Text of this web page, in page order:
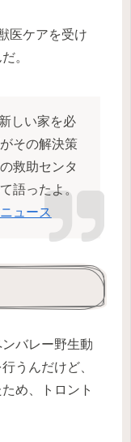
医ケアを受け
。
しい家を必
その解決策
救助センタ
語ったよ。
ュース
バレー野生動
うんだけど、
め、トロント